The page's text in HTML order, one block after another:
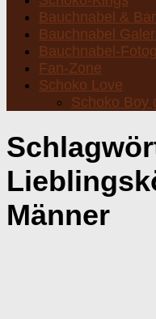
Bauchnabel &
Bauchnabel
Bauchnabel-
Fan-Zone
Schoko Love
Schoko Boy
Männer